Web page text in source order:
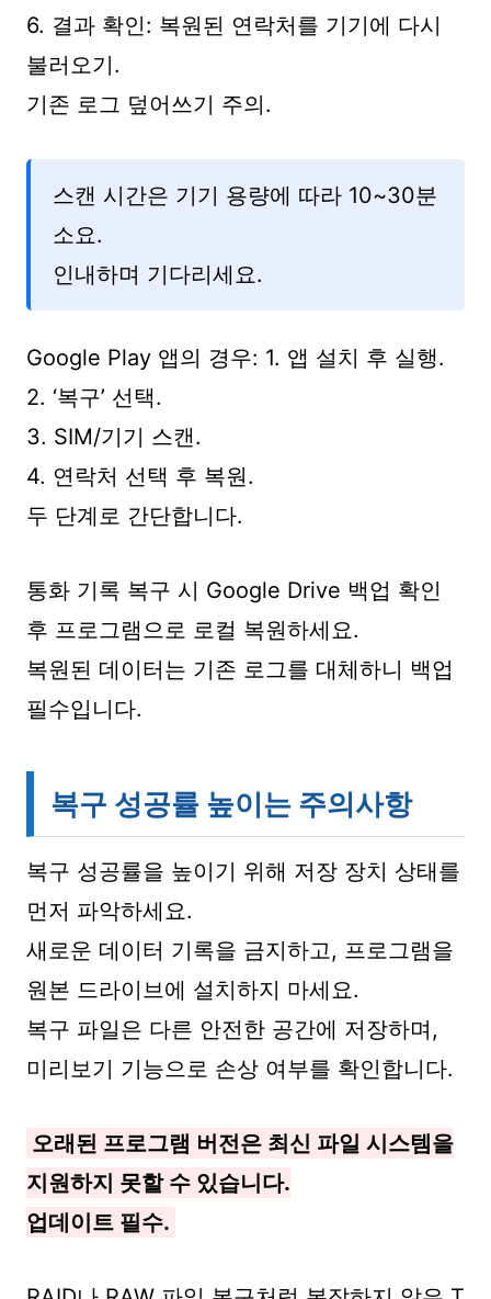
6. 결과 확인: 복원된 연락처를 기기에 다시
불러오기.
기존 로그 덮어쓰기 주의.
스캔 시간은 기기 용량에 따라 10~30분
소요.
인내하며 기다리세요.
Google Play 앱의 경우: 1. 앱 설치 후 실행.
2. ‘복구’ 선택.
3. SIM/기기 스캔.
4. 연락처 선택 후 복원.
두 단계로 간단합니다.
통화 기록 복구 시 Google Drive 백업 확인
후 프로그램으로 로컬 복원하세요.
복원된 데이터는 기존 로그를 대체하니 백업
필수입니다.
복구 성공률 높이는 주의사항
복구 성공률을 높이기 위해 저장 장치 상태를
먼저 파악하세요.
새로운 데이터 기록을 금지하고, 프로그램을
원본 드라이브에 설치하지 마세요.
복구 파일은 다른 안전한 공간에 저장하며,
미리보기 기능으로 손상 여부를 확인합니다.
오래된 프로그램 버전은 최신 파일 시스템을
지원하지 못할 수 있습니다.
업데이트 필수.